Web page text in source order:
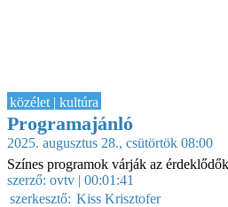
közélet | kultúra
Programajánló
2025. augusztus 28., csütörtök 08:00
Színes programok várják az
szerző: ovtv | 00:01:41
szerkesztő: Kiss Krisztofer